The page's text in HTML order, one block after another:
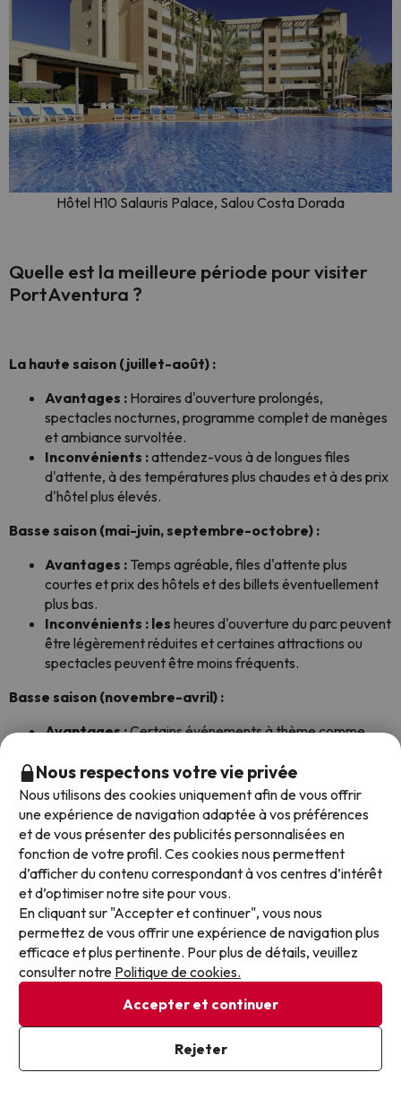
Voir sur la carte
Hôtel H10 Salauris Palace, Salou Costa Dorada
Quelle est la meilleure période pour visiter
PortAventura ?
La haute saison (juillet-août) :
Avantages : Horaires d'ouverture prolongés,
spectacles nocturnes, programme complet de manèges
et ambiance survoltée.
Inconvénients :attendez-vous à de longues files
d'attente, à des températures plus chaudes et à des prix
d'hôtel plus élevés.
Basse saison (mai-juin, septembre-octobre) :
Avantages : Temps agréable, files d'attente plus
courtes et prix des hôtels et des billets éventuellement
plus bas.
Inconvénients : les heures d'ouverture du parc peuvent
être légèrement réduites et certaines attractions ou
spectacles peuvent être moins fréquents.
Basse saison (novembre-avril) :
Avantages :Certains événements à thème comme
spectacles et des décorations uniques.
Inconvénients :certains manèges sont fermés pour
entretien annuel et les attractions aquatiques peuvent
ne pas fonctionner par temps froid. Les horaires des
parcs sont plus limités.
Conseils d'initiés pour visiter PortAventura
Consultez le calendrier du parc :Avant de réserver
votre hôtel, confirmez les jours d'ouverture du parc et les
événements spéciaux (par exemple, les nuits blanches,
les grands festivals).
Prévoyez des visites en semaine :Les lundis et jeudis
périodes de vacances.
Procurez-vous des laissez-passer express :Si vous
Nous respectons votre vie privée
Nous utilisons des cookies uniquement afin de vous offrir
une expérience de navigation adaptée à vos préférences
et de vous présenter des publicités personnalisées en
fonction de votre profil. Ces cookies nous permettent
d’afficher du contenu correspondant à vos centres d’intérêt
et d’optimiser notre site pour vous.
En cliquant sur "Accepter et continuer", vous nous
permettez de vous offrir une expérience de navigation plus
efficace et plus pertinente. Pour plus de détails, veuillez
consulter notre Politique de cookies.
Accepter et continuer
Rejeter